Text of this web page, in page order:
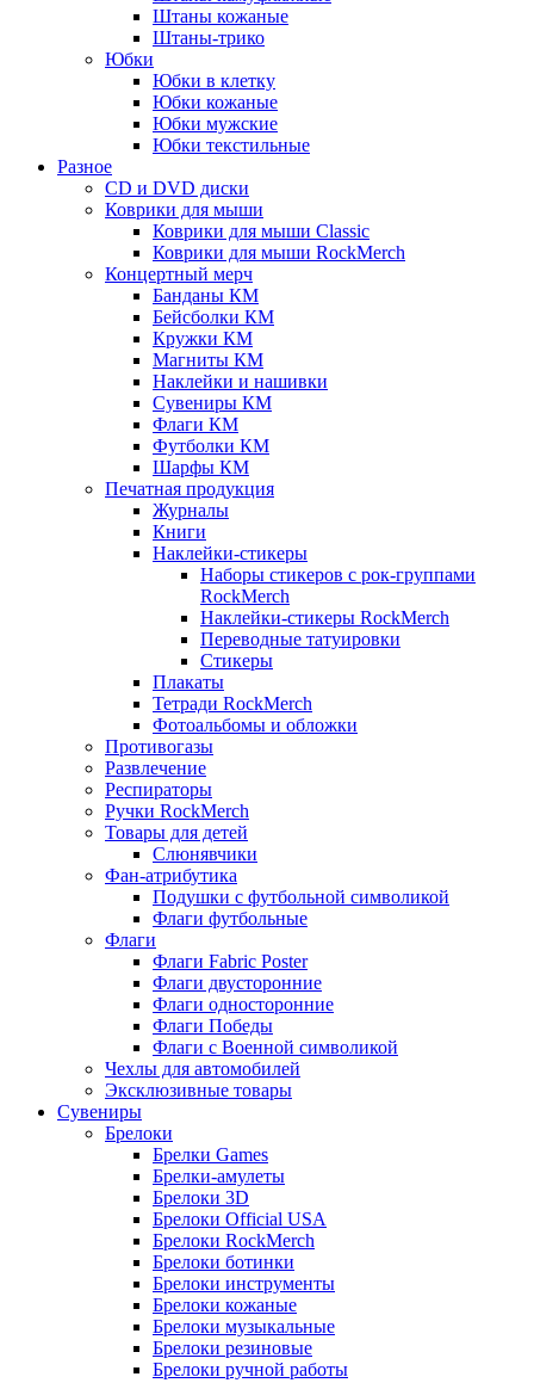
Штаны кожаные
Штаны-трико
Юбки
Юбки в клетку
Юбки кожаные
Юбки мужские
Юбки текстильные
Разное
CD и DVD диски
Коврики для мыши
Коврики для мыши Classic
Коврики для мыши RockMerch
Концертный мерч
Банданы КМ
Бейсболки КМ
Кружки КМ
Магниты КМ
Наклейки и нашивки
Сувениры КМ
Флаги КМ
Футболки КМ
Шарфы КМ
Печатная продукция
Журналы
Книги
Наклейки-стикеры
Наборы стикеров с рок-группами
RockMerch
Наклейки-стикеры RockMerch
Переводные татуировки
Стикеры
Плакаты
Тетради RockMerch
Фотоальбомы и обложки
Противогазы
Развлечение
Респираторы
Ручки RockMerch
Товары для детей
Слюнявчики
Фан-атрибутика
Подушки с футбольной символикой
Флаги футбольные
Флаги
Флаги Fabric Poster
Флаги двусторонние
Флаги односторонние
Флаги Победы
Флаги с Военной символикой
Чехлы для автомобилей
Эксклюзивные товары
Сувениры
Брелоки
Брелки Games
Брелки-амулеты
Брелоки 3D
Брелоки Official USA
Брелоки RockMerch
Брелоки ботинки
Брелоки инструменты
Брелоки кожаные
Брелоки музыкальные
Брелоки резиновые
Брелоки ручной работы